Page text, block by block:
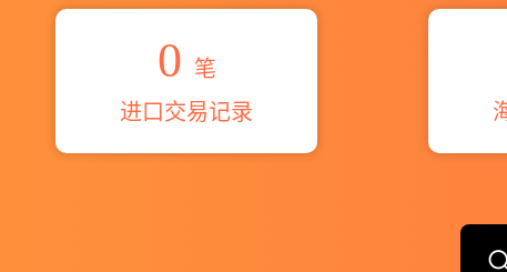
0 笔
进口交易记录